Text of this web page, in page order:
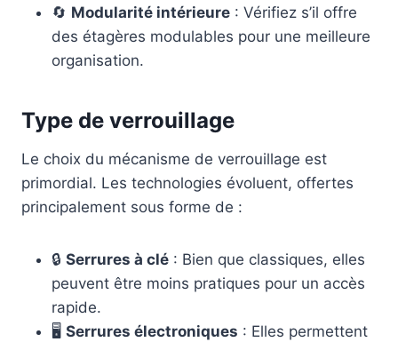
🔄 Modularité intérieure : Vérifiez s’il offre
des étagères modulables pour une meilleure
organisation.
Type de verrouillage
Le choix du mécanisme de verrouillage est
primordial. Les technologies évoluent, offertes
principalement sous forme de :
🔒 Serrures à clé : Bien que classiques, elles
peuvent être moins pratiques pour un accès
rapide.
🖥️ Serrures électroniques : Elles permettent